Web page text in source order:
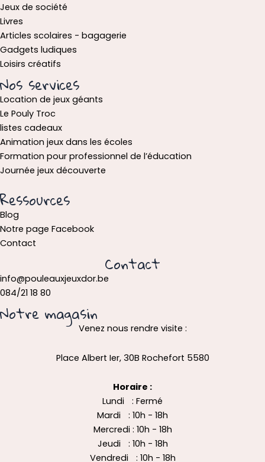
Jeux de société
Livres
Articles scolaires - bagagerie
Gadgets ludiques
Loisirs créatifs
Nos services
Location de jeux géants
Le Pouly Troc
listes cadeaux
Animation jeux dans les écoles
Formation pour professionnel de l’éducation
Journée jeux découverte
Ressources
Blog
Notre page Facebook
Contact
Contact
info@pouleauxjeuxdor.be
084/21 18 80
Notre magasin
Venez nous rendre visite :
Place Albert Ier, 30B Rochefort 5580
Horaire :
Lundi : Fermé
Mardi : 10h - 18h
Mercredi : 10h - 18h
Jeudi : 10h - 18h
Vendredi : 10h - 18h